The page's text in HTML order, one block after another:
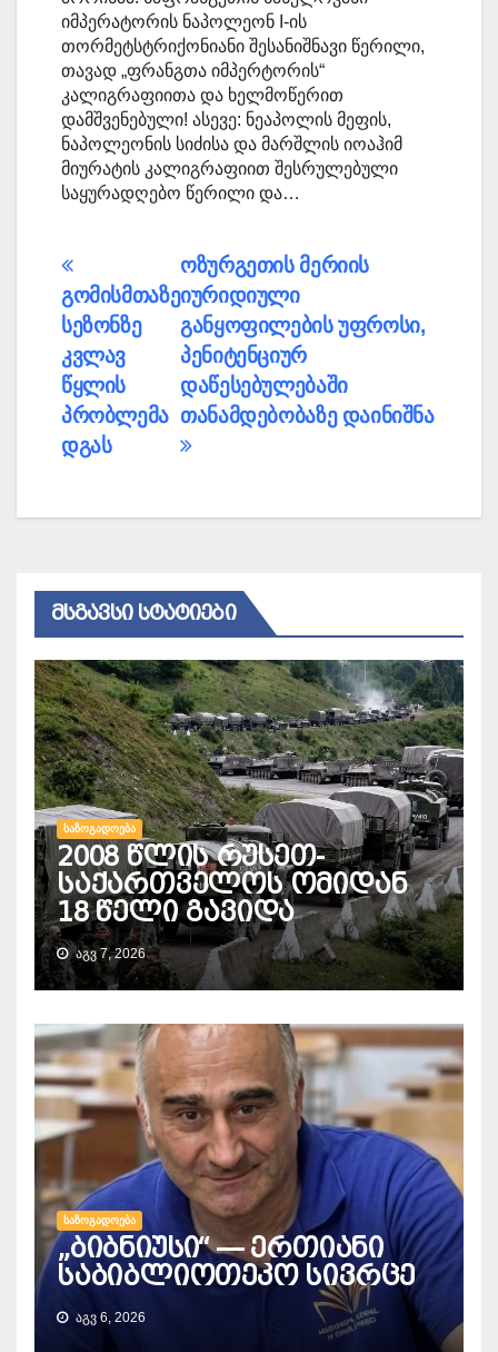
იმპერატორის ნაპოლეონ I-ის
თორმეტსტრიქონიანი შესანიშნავი წერილი,
თავად „ფრანგთა იმპერტორის“
კალიგრაფიითა და ხელმოწერით
დამშვენებული! ასევე: ნეაპოლის მეფის,
ნაპოლეონის სიძისა და მარშლის იოაჰიმ
მიურატის კალიგრაფიით შესრულებული
საყურადღებო წერილი და…
პოსტის
ნავიგაცია
ოზურგეთის მერიის
იურიდიული
განყოფილების უფროსი,
პენიტენციურ
დაწესებულებაში
თანამდებობაზე დაინიშნა
გომისმთაზე
სეზონზე
კვლავ
წყლის
პრობლემა
დგას
ᲛᲡᲒᲐᲕᲡᲘ ᲡᲢᲐᲢᲘᲔᲑᲘ
ᲡᲐᲖᲝᲒᲐᲓᲝᲔᲑᲐ
2008 წლის რუსეთ-
საქართველოს ომიდან
18 წელი გავიდა
ᲐᲒᲕ 7, 2026
ᲡᲐᲖᲝᲒᲐᲓᲝᲔᲑᲐ
„ბიბნიუსი“ — ერთიანი
საბიბლიოთეკო სივრცე
ᲐᲒᲕ 6, 2026